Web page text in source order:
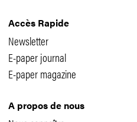
Accès Rapide
Newsletter
E-paper journal
E-paper magazine
A propos de nous